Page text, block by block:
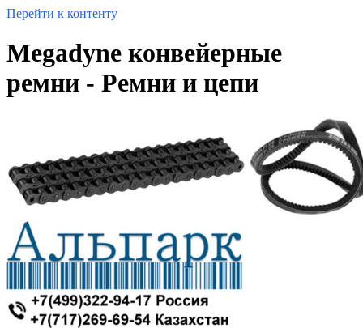
Перейти к контенту
Megadyne конвейерные
ремни - Ремни и цепи